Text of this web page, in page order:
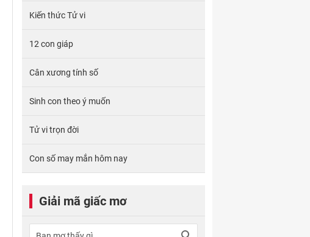
Kiến thức Tử vi
12 con giáp
Cân xương tính số
Sinh con theo ý muốn
Tử vi trọn đời
Con số may mắn hôm nay
Giải mã giấc mơ